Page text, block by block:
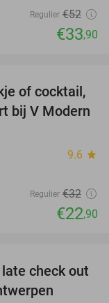
Regulier €52
€33,90
28%
of cocktail,
bij V Modern
9.6 star
Regulier €32
€22,90
59%
check out